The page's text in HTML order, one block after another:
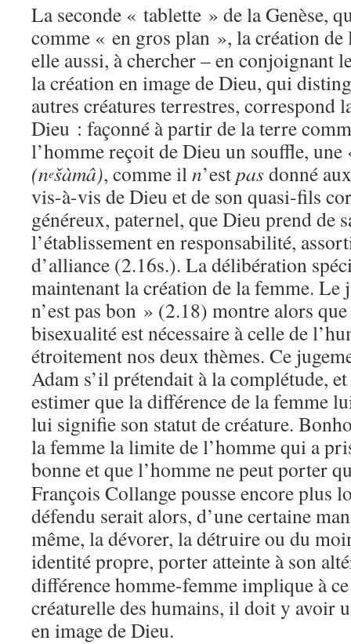
La seconde « tablette » de la Genèse,
comme « en gros plan », la création de
elle aussi, à chercher – en conjoignant
la création en image de Dieu, qui
autres créatures terrestres, correspond
Dieu : façonné à partir de la terre
l’homme reçoit de Dieu un souffle,
(nešàmâ), comme iln’estpasdonné
vis-à-vis de Dieu et de son quasi-fils
généreux, paternel, que Dieu prend de
l’établissement en responsabilité,
d’alliance (2.16s.). La délibération
maintenant la création de la femme.
n’est pas bon » (2.18) montre alors
bisexualité est nécessaire à celle de
étroitement nos deux thèmes. Ce
Adam s’il prétendait à la complétude,
estimer que la différence de la femme
lui signifie son statut de créature.
la femme la limite de l’homme qui a
bonne et que l’homme ne peut porter
François Collange pousse encore
défendu serait alors, d’une certaine
même, la dévorer, la détruire ou du
identité propre, porter atteinte à son
différence homme-femme implique à
créaturelle des humains, il doit y avoir
en image de Dieu.